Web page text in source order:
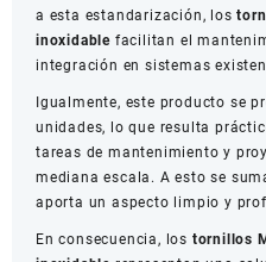
a esta estandarización, los
inoxidable facilitan el
integración en sistemas
Igualmente, este producto se
unidades, lo que resulta
tareas de mantenimiento y
mediana escala. A esto se
aporta un aspecto limpio y
En consecuencia, los tornillos